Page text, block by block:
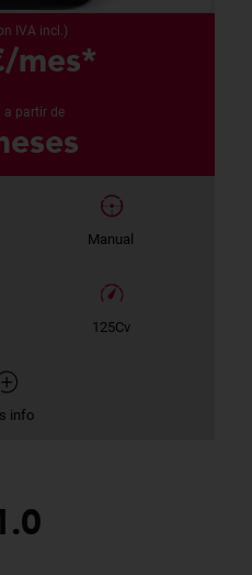
IVA incl.)
mes*
a partir de
Manual
125Cv
info